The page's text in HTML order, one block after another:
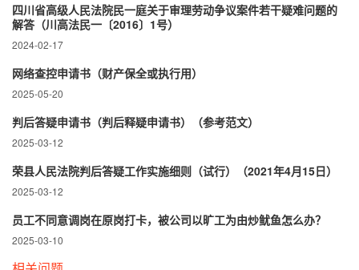
四川省高级人民法院民一庭关于审理劳动争议案件若干疑难问题的
解答（川高法民一〔2016〕1号）
2024-02-17
网络查控申请书（财产保全或执行用）
2025-05-20
判后答疑申请书（判后释疑申请书）（参考范文）
2025-03-12
荣县人民法院判后答疑工作实施细则（试行）（2021年4月15日）
2025-03-12
员工不同意调岗在原岗打卡，被公司以旷工为由炒鱿鱼怎么办？
2025-03-10